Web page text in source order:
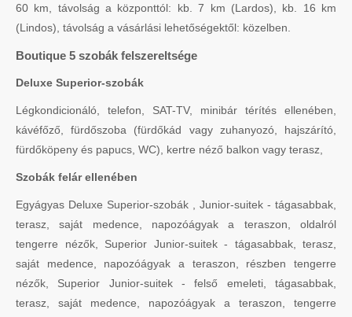
60 km, távolság a központtól: kb. 7 km (Lardos), kb. 16 km
(Lindos), távolság a vásárlási lehetőségektől: közelben.
Boutique 5 szobák felszereltsége
Deluxe Superior-szobák
Légkondicionáló, telefon, SAT-TV, minibár térítés ellenében,
kávéfőző, fürdőszoba (fürdőkád vagy zuhanyozó, hajszárító,
fürdőköpeny és papucs, WC), kertre néző balkon vagy terasz,
Szobák felár ellenében
Egyágyas Deluxe Superior-szobák , Junior-suitek - tágasabbak,
terasz, saját medence, napozóágyak a teraszon, oldalról
tengerre nézők, Superior Junior-suitek - tágasabbak, terasz,
saját medence, napozóágyak a teraszon, részben tengerre
nézők, Superior Junior-suitek - felső emeleti, tágasabbak,
terasz, saját medence, napozóágyak a teraszon, tengerre